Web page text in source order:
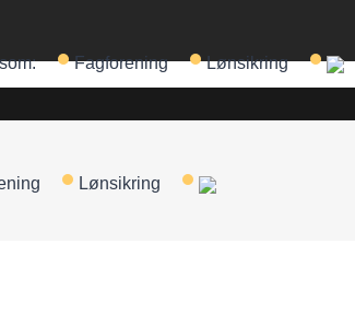
Fagforening Lønsikring
Lønsikring